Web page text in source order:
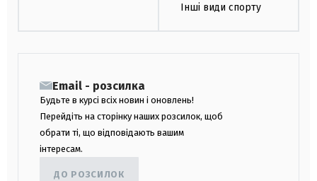
Інші види спорту
Email - розсилка
Будьте в курсі всіх новин і оновлень!
Перейдіть на сторінку наших розсилок, щоб
обрати ті, що відповідають вашим
інтересам.
ДО РОЗСИЛОК